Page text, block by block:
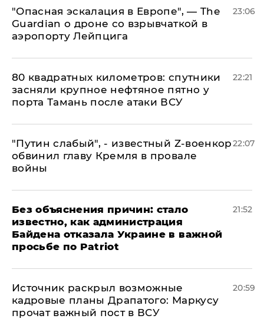
"Опасная эскалация в Европе", — The
Guardian о дроне со взрывчаткой в
аэропорту Лейпцига
23:06
80 квадратных километров: спутники
засняли крупное нефтяное пятно у
порта Тамань после атаки ВСУ
22:21
​"Путин слабый", - известный Z-военкор
обвинил главу Кремля в провале
войны
22:07
Без объяснения причин: стало
известно, как администрация
Байдена отказала Украине в важной
просьбе по Patriot
21:52
​Источник раскрыл возможные
кадровые планы Драпатого: Маркусу
прочат важный пост в ВСУ
20:59